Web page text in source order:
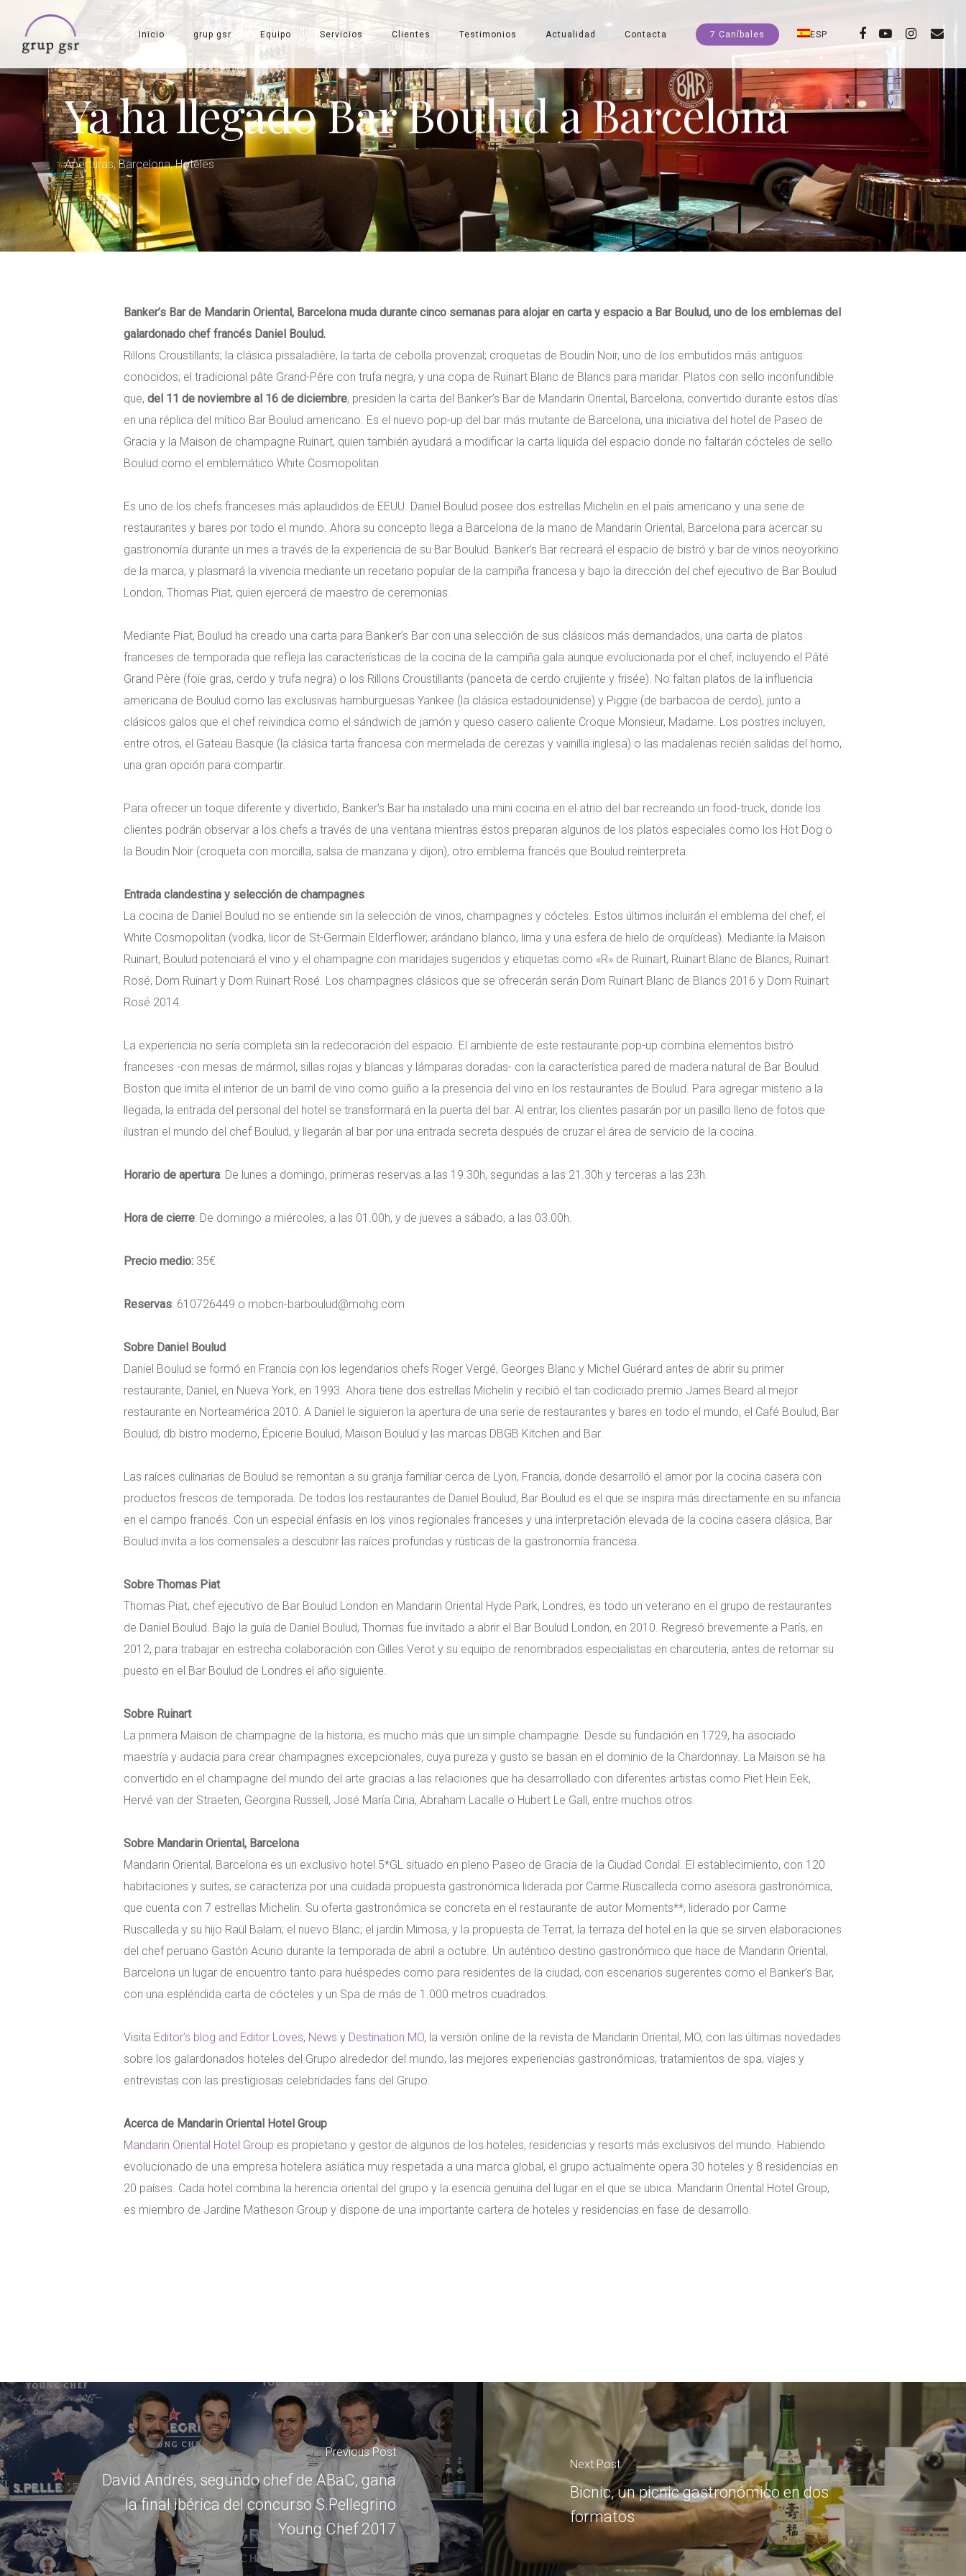
main
content
Inicio grup gsr Equipo Servicios Clientes Testimonios Actualidad Contacta 7 Caníbales ESP facebookyoutubeinstagram
email
Ya ha llegado Bar Boulud a Barcelona
Aperturas, Barcelona,Hoteles
Banker’s Bar de Mandarin Oriental, Barcelona muda durante cinco semanas para alojar en carta y espacio a Bar Boulud, uno de los emblemas del
galardonado chef francés Daniel Boulud.
Rillons Croustillants; la clásica pissaladière, la tarta de cebolla provenzal; croquetas de Boudin Noir, uno de los embutidos más antiguos
conocidos; el tradicional pâte Grand-Pêre con trufa negra, y una copa de Ruinart Blanc de Blancs para maridar. Platos con sello inconfundible
que, del 11 de noviembre al 16 de diciembre, presiden la carta del Banker’s Bar de Mandarin Oriental, Barcelona, convertido durante estos días
en una réplica del mítico Bar Boulud americano. Es el nuevo pop-up del bar más mutante de Barcelona, una iniciativa del hotel de Paseo de
Gracia y la Maison de champagne Ruinart, quien también ayudará a modificar la carta líquida del espacio donde no faltarán cócteles de sello
Boulud como el emblemático White Cosmopolitan.
Es uno de los chefs franceses más aplaudidos de EEUU. Daniel Boulud posee dos estrellas Michelin en el país americano y una serie de
restaurantes y bares por todo el mundo. Ahora su concepto llega a Barcelona de la mano de Mandarin Oriental, Barcelona para acercar su
gastronomía durante un mes a través de la experiencia de su Bar Boulud. Banker’s Bar recreará el espacio de bistró y bar de vinos neoyorkino
de la marca, y plasmará la vivencia mediante un recetario popular de la campiña francesa y bajo la dirección del chef ejecutivo de Bar Boulud
London, Thomas Piat, quien ejercerá de maestro de ceremonias.
Mediante Piat, Boulud ha creado una carta para Banker’s Bar con una selección de sus clásicos más demandados, una carta de platos
franceses de temporada que refleja las características de la cocina de la campiña gala aunque evolucionada por el chef, incluyendo el Pâté
Grand Père (foie gras, cerdo y trufa negra) o los Rillons Croustillants (panceta de cerdo crujiente y frisée). No faltan platos de la influencia
americana de Boulud como las exclusivas hamburguesas Yankee (la clásica estadounidense) y Piggie (de barbacoa de cerdo), junto a
clásicos galos que el chef reivindica como el sándwich de jamón y queso casero caliente Croque Monsieur, Madame. Los postres incluyen,
entre otros, el Gateau Basque (la clásica tarta francesa con mermelada de cerezas y vainilla inglesa) o las madalenas recién salidas del horno,
una gran opción para compartir.
Para ofrecer un toque diferente y divertido, Banker’s Bar ha instalado una mini cocina en el atrio del bar recreando un food-truck, donde los
clientes podrán observar a los chefs a través de una ventana mientras éstos preparan algunos de los platos especiales como los Hot Dog o
la Boudin Noir (croqueta con morcilla, salsa de manzana y dijon), otro emblema francés que Boulud reinterpreta.
Entrada clandestina y selección de champagnes
La cocina de Daniel Boulud no se entiende sin la selección de vinos, champagnes y cócteles. Estos últimos incluirán el emblema del chef, el
White Cosmopolitan (vodka, licor de St-Germain Elderflower, arándano blanco, lima y una esfera de hielo de orquídeas). Mediante la Maison
Ruinart, Boulud potenciará el vino y el champagne con maridajes sugeridos y etiquetas como «R» de Ruinart, Ruinart Blanc de Blancs, Ruinart
Rosé, Dom Ruinart y Dom Ruinart Rosé. Los champagnes clásicos que se ofrecerán serán Dom Ruinart Blanc de Blancs 2016 y Dom Ruinart
Rosé 2014.
La experiencia no sería completa sin la redecoración del espacio. El ambiente de este restaurante pop-up combina elementos bistró
franceses -con mesas de mármol, sillas rojas y blancas y lámparas doradas- con la característica pared de madera natural de Bar Boulud
Boston que imita el interior de un barril de vino como guiño a la presencia del vino en los restaurantes de Boulud. Para agregar misterio a la
llegada, la entrada del personal del hotel se transformará en la puerta del bar. Al entrar, los clientes pasarán por un pasillo lleno de fotos que
ilustran el mundo del chef Boulud, y llegarán al bar por una entrada secreta después de cruzar el área de servicio de la cocina.
Horario de apertura: De lunes a domingo, primeras reservas a las 19.30h, segundas a las 21.30h y terceras a las 23h.
Hora de cierre: De domingo a miércoles, a las 01.00h, y de jueves a sábado, a las 03.00h.
Precio medio: 35€
Reservas: 610726449 o mobcn-barboulud@mohg.com
Sobre Daniel Boulud
Daniel Boulud se formó en Francia con los legendarios chefs Roger Vergé, Georges Blanc y Michel Guérard antes de abrir su primer
restaurante, Daniel, en Nueva York, en 1993. Ahora tiene dos estrellas Michelin y recibió el tan codiciado premio James Beard al mejor
restaurante en Norteamérica 2010. A Daniel le siguieron la apertura de una serie de restaurantes y bares en todo el mundo, el Café Boulud, Bar
Boulud, db bistro moderno, Épicerie Boulud, Maison Boulud y las marcas DBGB Kitchen and Bar.
Las raíces culinarias de Boulud se remontan a su granja familiar cerca de Lyon, Francia, donde desarrolló el amor por la cocina casera con
productos frescos de temporada. De todos los restaurantes de Daniel Boulud, Bar Boulud es el que se inspira más directamente en su infancia
en el campo francés. Con un especial énfasis en los vinos regionales franceses y una interpretación elevada de la cocina casera clásica, Bar
Boulud invita a los comensales a descubrir las raíces profundas y rústicas de la gastronomía francesa.
Sobre Thomas Piat
Thomas Piat, chef ejecutivo de Bar Boulud London en Mandarin Oriental Hyde Park, Londres, es todo un veterano en el grupo de restaurantes
de Daniel Boulud. Bajo la guía de Daniel Boulud, Thomas fue invitado a abrir el Bar Boulud London, en 2010. Regresó brevemente a París, en
2012, para trabajar en estrecha colaboración con Gilles Verot y su equipo de renombrados especialistas en charcutería, antes de retomar su
puesto en el Bar Boulud de Londres el año siguiente.
Sobre Ruinart
La primera Maison de champagne de la historia, es mucho más que un simple champagne. Desde su fundación en 1729, ha asociado
maestría y audacia para crear champagnes excepcionales, cuya pureza y gusto se basan en el dominio de la Chardonnay. La Maison se ha
convertido en el champagne del mundo del arte gracias a las relaciones que ha desarrollado con diferentes artistas como Piet Hein Eek,
Hervé van der Straeten, Georgina Russell, José María Ciria, Abraham Lacalle o Hubert Le Gall, entre muchos otros.
Sobre Mandarin Oriental, Barcelona
Mandarin Oriental, Barcelona es un exclusivo hotel 5*GL situado en pleno Paseo de Gracia de la Ciudad Condal. El establecimiento, con 120
habitaciones y suites, se caracteriza por una cuidada propuesta gastronómica liderada por Carme Ruscalleda como asesora gastronómica,
que cuenta con 7 estrellas Michelin. Su oferta gastronómica se concreta en el restaurante de autor Moments**, liderado por Carme
Ruscalleda y su hijo Raül Balam; el nuevo Blanc; el jardín Mimosa, y la propuesta de Terrat, la terraza del hotel en la que se sirven elaboraciones
del chef peruano Gastón Acurio durante la temporada de abril a octubre. Un auténtico destino gastronómico que hace de Mandarin Oriental,
Barcelona un lugar de encuentro tanto para huéspedes como para residentes de la ciudad, con escenarios sugerentes como el Banker’s Bar,
con una espléndida carta de cócteles y un Spa de más de 1.000 metros cuadrados.
Visita Editor’s blog and Editor Loves, News y Destination MO, la versión online de la revista de Mandarin Oriental, MO, con las últimas novedades
sobre los galardonados hoteles del Grupo alrededor del mundo, las mejores experiencias gastronómicas, tratamientos de spa, viajes y
entrevistas con las prestigiosas celebridades fans del Grupo.
Acerca de Mandarin Oriental Hotel Group
Mandarin Oriental Hotel Group es propietario y gestor de algunos de los hoteles, residencias y resorts más exclusivos del mundo. Habiendo
evolucionado de una empresa hotelera asiática muy respetada a una marca global, el grupo actualmente opera 30 hoteles y 8 residencias en
20 países. Cada hotel combina la herencia oriental del grupo y la esencia genuina del lugar en el que se ubica. Mandarin Oriental Hotel Group,
es miembro de Jardine Matheson Group y dispone de una importante cartera de hoteles y residencias en fase de desarrollo.
Previous Post
David Andrés, segundo chef de ABaC, gana
la final ibérica del concurso S.Pellegrino
Young Chef 2017
Next Post
Bicnic, un picnic gastronómico en dos
formatos